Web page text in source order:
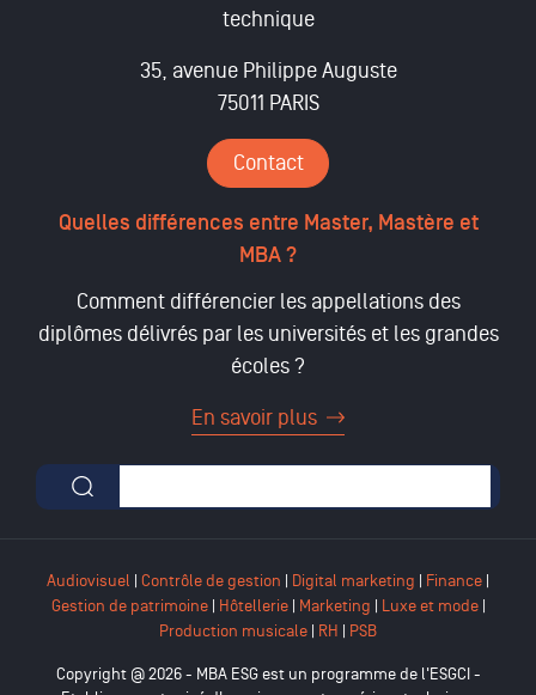
technique
35, avenue Philippe Auguste
75011 PARIS
Contact
Quelles différences entre Master, Mastère et
MBA ?
Comment différencier les appellations des
diplômes délivrés par les universités et les grandes
écoles ?
En savoir plus
Formulaire de recherche
Audiovisuel | Contrôle de gestion | Digital marketing | Finance |
Gestion de patrimoine| Hôtellerie| Marketing | Luxe et mode|
Production musicale | RH | PSB
Copyright @ 2026 - MBA ESG est un programme de l'ESGCI -